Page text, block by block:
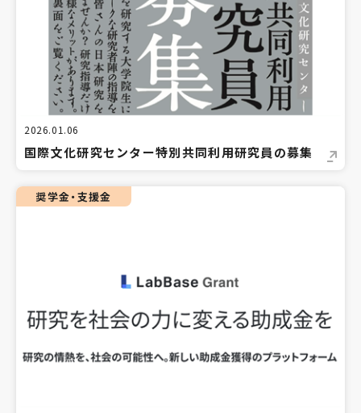
2026.01.06
国際文化研究センター特別共同利用研究員の募集
奨学金・支援金